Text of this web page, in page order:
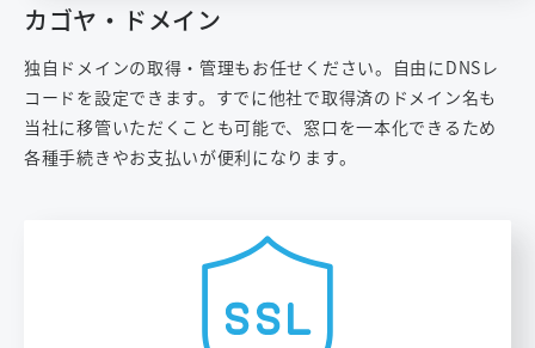
カゴヤ・ドメイン
独自ドメインの取得・管理もお任せください。自由にDNSレ
コードを設定できます。すでに他社で取得済のドメイン名も
当社に移管いただくことも可能で、窓口を一本化できるため
各種手続きやお支払いが便利になります。